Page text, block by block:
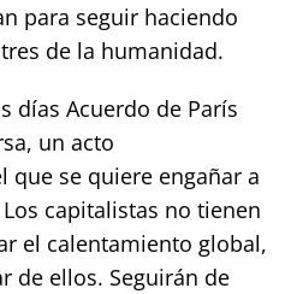
para seguir haciendo
de la humanidad.
días Acuerdo de París
un acto
que se quiere engañar a
capitalistas no tienen
el calentamiento global,
de ellos. Seguirán de